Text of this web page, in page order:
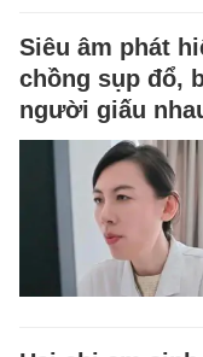
Siêu âm phát
chồng sụp đổ,
người giấu